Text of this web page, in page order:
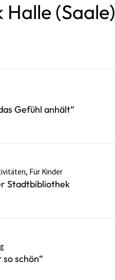
(Saale)
Gefühl anhält“
Für Kinder
Stadtbibliothek
schön“